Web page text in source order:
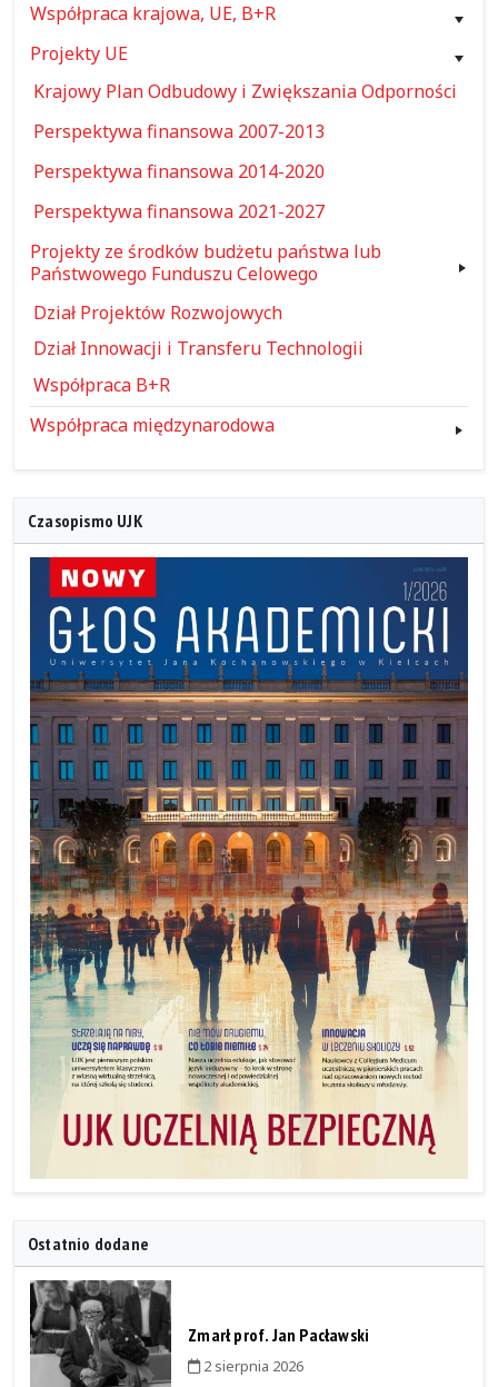
Współpraca krajowa, UE, B+R
Projekty UE
Krajowy Plan Odbudowy i Zwiększania Odporności
Perspektywa finansowa 2007-2013
Perspektywa finansowa 2014-2020
Perspektywa finansowa 2021-2027
Projekty ze środków budżetu państwa lub
Państwowego Funduszu Celowego
Dział Projektów Rozwojowych
Dział Innowacji i Transferu Technologii
Współpraca B+R
Współpraca międzynarodowa
Czasopismo UJK
Ostatnio dodane
Zmarł prof. Jan Pacławski
2 sierpnia 2026